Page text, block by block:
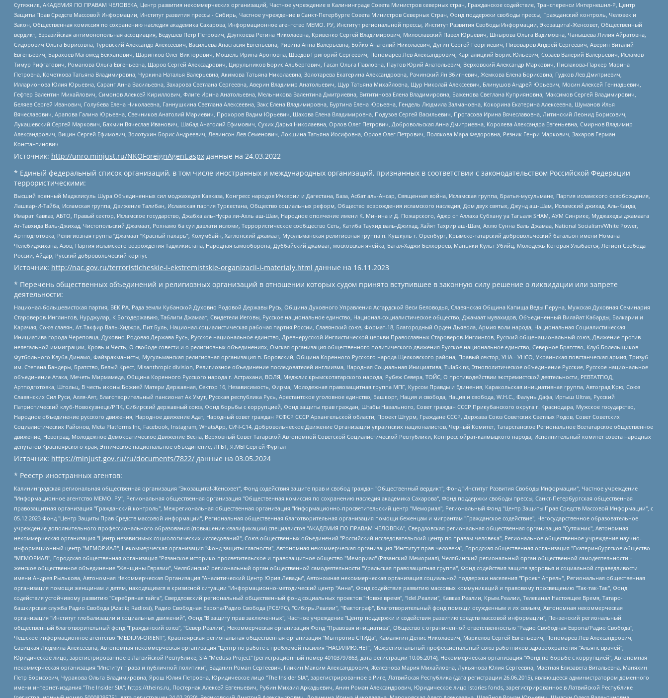
Сутяжник, АКАДЕМИЯ ПО ПРАВАМ ЧЕЛОВЕКА, Центр развития некоммерческих организаций, Частное учреждение в Калининграде Совета Министров северных стран, Гражданское содействие, Трансперенси Интернешнл-Р, Центр
Защиты Прав Средств Массовой Информации, Институт развития прессы - Сибирь, Частное учреждение в Санкт-Петербурге Совета Министров Северных Стран, Фонд поддержки свободы прессы, Гражданский контроль, Человек и
Закон, Общественная комиссия по сохранению наследия академика Сахарова, Информационное агентство МЕМО. РУ, Институт региональной прессы, Институт Развития Свободы Информации, Экозащита!-Женсовет, Общественный
вердикт, Евразийская антимонопольная ассоциация, Бедушев Петр Петрович, Дзугкоева Регина Николаевна, Кривенко Сергей Владимирович, Милославский Павел Юрьевич, Шнырова Ольга Вадимовна, Чанышева Лилия Айратовна,
Сидорович Ольга Борисовна, Туровский Александр Алексеевич, Васильева Анастасия Евгеньевна, Ривина Анна Валерьевна, Бойко Анатолий Николаевич, Дугин Сергей Георгиевич, Пивоваров Андрей Сергеевич, Аверин Виталий
Евгеньевич, Барахоев Магомед Бекханович, Шарипков Олег Викторович, Мошель Ирина Ароновна, Шведов Григорий Сергеевич, Пономарев Лев Александрович, Каргалицкий Борис Юльевич, Созаев Валерий Валерьевич, Исламов
Тимур Рифгатович, Романова Ольга Евгеньевна, Щаров Сергей Алексадрович, Цирульников Борис Альбертович, Гасан Ольга Павловна, Паутов Юрий Анатольевич, Верховский Александр Маркович, Пислакова-Паркер Марина
Петровна, Кочеткова Татьяна Владимировна, Чуркина Наталья Валерьевна, Акимова Татьяна Николаевна, Золотарева Екатерина Александровна, Рачинский Ян Збигневич, Жемкова Елена Борисовна, Гудков Лев Дмитриевич,
Илларионова Юлия Юрьевна, Саранг Анна Васильевна, Захарова Светлана Сергеевна, Аверин Владимир Анатольевич, Щур Татьяна Михайловна, Щур Николай Алексеевич, Блинушов Андрей Юрьевич, Мосин Алексей Геннадьевич,
Гефтер Валентин Михайлович, Симонов Алексей Кириллович, Флиге Ирина Анатольевна, Мельникова Валентина Дмитриевна, Вититинова Елена Владимировна, Баженова Светлана Куприяновна, Максимов Сергей Владимирович,
Беляев Сергей Иванович, Голубева Елена Николаевна, Ганнушкина Светлана Алексеевна, Закс Елена Владимировна, Буртина Елена Юрьевна, Гендель Людмила Залмановна, Кокорина Екатерина Алексеевна, Шуманов Илья
Вячеславович, Арапова Галина Юрьевна, Свечников Анатолий Мариевич, Прохоров Вадим Юрьевич, Шахова Елена Владимировна, Подузов Сергей Васильевич, Протасова Ирина Вячеславовна, Литинский Леонид Борисович,
Лукашевский Сергей Маркович, Бахмин Вячеслав Иванович, Шабад Анатолий Ефимович, Сухих Дарья Николаевна, Орлов Олег Петрович, Добровольская Анна Дмитриевна, Королева Александра Евгеньевна, Смирнов Владимир
Александрович, Вицин Сергей Ефимович, Золотухин Борис Андреевич, Левинсон Лев Семенович, Локшина Татьяна Иосифовна, Орлов Олег Петрович, Полякова Мара Федоровна, Резник Генри Маркович, Захаров Герман
Константинович
Источник: http://unro.minjust.ru/NKOForeignAgent.aspx данные на 24.03.2022
* Единый федеральный список организаций, в том числе иностранных и международных организаций, признанных в соответствии с законодательством Российской Федерации
террористическими:
Высший военный Маджлисуль Шура Объединенных сил моджахедов Кавказа, Конгресс народов Ичкерии и Дагестана, База, Асбат аль-Ансар, Священная война, Исламская группа, Братья-мусульмане, Партия исламского освобождения,
Лашкар-И-Тайба, Исламская группа, Движение Талибан, Исламская партия Туркестана, Общество социальных реформ, Общество возрождения исламского наследия, Дом двух святых, Джунд аш-Шам, Исламский джихад, Аль-Каида,
Имарат Кавказ, АБТО, Правый сектор, Исламское государство, Джабха аль-Нусра ли-Ахль аш-Шам, Народное ополчение имени К. Минина и Д. Пожарского, Аджр от Аллаха Субхану уа Тагьаля SHAM, АУМ Синрике, Муджахеды джамаата
Ат-Тавхида Валь-Джихад, Чистопольский Джамаат, Рохнамо ба суи давлати исломи, Террористическое сообщество Сеть, Катиба Таухид валь-Джихад, Хайят Тахрир аш-Шам, Ахлю Сунна Валь Джамаа, National Socialism/White Power,
Артподготовка, Религиозная группа “Джамаат “Красный пахарь”, Колумбайн, Хатлонский джамаат, Мусульманская религиозная группа п. Кушкуль г. Оренбург, Крымско-татарский добровольческий батальон имени Номана
Челебиджихана, Азов, Партия исламского возрождения Таджикистана, Народная самооборона, Дуббайский джамаат, московская ячейка, Батал-Хаджи Белхороев, Маньяки Культ Убийц, Молодёжь Которая Улыбается, Легион Свобода
России, Айдар, Русский добровольческий корпус
Источник: http://nac.gov.ru/terroristicheskie-i-ekstremistskie-organizacii-i-materialy.html данные на 16.11.2023
* Перечень общественных объединений и религиозных организаций в отношении которых судом принято вступившее в законную силу решение о ликвидации или запрете
деятельности:
Национал-большевистская партия, ВЕК РА, Рада земли Кубанской Духовно Родовой Державы Русь, Община Духовного Управления Асгардской Веси Беловодья, Славянская Община Капища Веды Перуна, Мужская Духовная Семинария
Староверов-Инглингов, Нурджулар, К Богодержавию, Таблиги Джамаат, Свидетели Иеговы, Русское национальное единство, Национал-социалистическое общество, Джамаат мувахидов, Объединенный Вилайат Кабарды, Балкарии и
Карачая, Союз славян, Ат-Такфир Валь-Хиджра, Пит Буль, Национал-социалистическая рабочая партия России, Славянский союз, Формат-18, Благородный Орден Дьявола, Армия воли народа, Национальная Социалистическая
Инициатива города Череповца, Духовно-Родовая Держава Русь, Русское национальное единство, Древнерусской Инглистической церкви Православных Староверов-Инглингов, Русский общенациональный союз, Движение против
нелегальной иммиграции, Кровь и Честь, О свободе совести и о религиозных объединениях, Омская организация общественного политического движения Русское национальное единство, Северное Братство, Клуб Болельщиков
Футбольного Клуба Динамо, Файзрахманисты, Мусульманская религиозная организация п. Боровский, Община Коренного Русского народа Щелковского района, Правый сектор, УНА - УНСО, Украинская повстанческая армия, Тризуб
им. Степана Бандеры, Братство, Белый Крест, Misanthropic division, Религиозное объединение последователей инглиизма, Народная Социальная Инициатива, TulaSkins, Этнополитическое объединение Русские, Русское национальное
объединение Атака, Мечеть Мирмамеда, Община Коренного Русского народа г. Астрахани, ВОЛЯ, Меджлис крымскотатарского народа, Рубеж Севера, ТОЙС, О противодействии экстремистской деятельности, РЕВТАТПОД,
Артподготовка, Штольц, В честь иконы Божией Матери Державная, Сектор 16, Независимость, Фирма, Молодежная правозащитная группа МПГ, Курсом Правды и Единения, Каракольская инициативная группа, Автоград Крю, Союз
Славянских Сил Руси, Алля-Аят, Благотворительный пансионат Ак Умут, Русская республика Русь, Арестантское уголовное единство, Башкорт, Нация и свобода, Нация и свобода, W.H.С., Фалунь Дафа, Иртыш Ultras, Русский
Патриотический клуб-Новокузнецк/РПК, Сибирский державный союз, Фонд борьбы с коррупцией, Фонд защиты прав граждан, Штабы Навального, Совет граждан СССР Прикубанского округа г. Краснодара, Мужское государство,
Народное объединение русского движения, Народное движение Адат, Народный совет граждан РСФСР СССР Архангельской области, Проект Штурм, Граждане СССР, Держава Союз Советских Светлых Родов, Совет Советских
Социалистических Районов, Meta Platforms Inc, Facebook, Instagram, WhatsApp, СИЧ-С14, Добровольческое Движение Организации украинских националистов, Черный Комитет, Татарстанское Региональное Всетатарское общественное
движение, Невоград, Молодежное Демократическое Движение Весна, Верховный Совет Татарской Автономной Советской Социалистической Республики, Конгресс ойрат-калмыцкого народа, Исполнительный комитет совета народных
депутатов Красноярского края, Этническое национальное объединение, ЛГБТ, Я.МЫ Сергей Фургал
Источник: https://minjust.gov.ru/ru/documents/7822/ данные на 03.05.2024
* Реестр иностранных агентов:
Калининградская региональная общественная организация "Экозащита!-Женсовет", Фонд содействия защите прав и свобод граждан "Общественный вердикт", Фонд "Институт Развития Свободы Информации", Частное учреждение "Информационное агентство МЕМО. РУ", Региональная общественная организация "Общественная комиссия по сохранению наследия академика Сахарова", Фонд поддержки свободы прессы, Санкт-Петербургская общественная правозащитная организация "Гражданский контроль", Межрегиональная общественная организация "Информационно-просветительский центр "Мемориал", Региональный Фонд "Центр Защиты Прав Средств Массовой Информации", с 05.12.2023 Фонд "Центр Защиты Прав Средств массовой информации", Региональная общественная благотворительная организация помощи беженцам и мигрантам "Гражданское содействие", Негосударственное образовательное учреждение дополнительного профессионального образования (повышение квалификации) специалистов "АКАДЕМИЯ ПО ПРАВАМ ЧЕЛОВЕКА", Свердловская региональная общественная организация "Сутяжник", Автономная некоммерческая организация "Центр независимых социологических исследований", Союз общественных объединений "Российский исследовательский центр по правам человека", Региональное общественное учреждение научно-информационный центр "МЕМОРИАЛ", Некоммерческая организация "Фонд защиты гласности", Автономная некоммерческая организация "Институт прав человека", Городская общественная организация "Екатеринбургское общество "МЕМОРИАЛ", Городская общественная организация "Рязанское историко-просветительское и правозащитное общество "Мемориал" (Рязанский Мемориал), Челябинский региональный орган общественной самодеятельности – женское общественное объединение "Женщины Евразии", Челябинский региональный орган общественной самодеятельности "Уральская правозащитная группа", Фонд содействия защите здоровья и социальной справедливости имени Андрея Рылькова, Автономная Некоммерческая Организация "Аналитический Центр Юрия Левады", Автономная некоммерческая организация социальной поддержки населения "Проект Апрель", Региональная общественная организация помощи женщинам и детям, находящимся в кризисной ситуации "Информационно-методический центр "Анна", Фонд содействия развитию массовых коммуникаций и правовому просвещению "Так-так-Так", Фонд содействия устойчивому развитию "Серебряная тайга", Свердловский региональный общественный фонд социальных проектов "Новое время", "Idel.Реалии", Кавказ.Реалии, Крым.Реалии, Телеканал Настоящее Время, Татаро-башкирская служба Радио Свобода (Azatliq Radiosi), Радио Свободная Европа/Радио Свобода (PCE/PC), "Сибирь.Реалии", "Фактограф", Благотворительный фонд помощи осужденным и их семьям, Автономная некоммерческая организация "Институт глобализации и социальных движений", Фонд "В защиту прав заключенных", Частное учреждение "Центр поддержки и содействия развитию средств массовой информации", Пензенский региональный общественный благотворительный фонд "Гражданский союз", "Север.Реалии", Некоммерческая организация Фонд "Правовая инициатива", Общество с ограниченной ответственностью "Радио Свободная Европа/Радио Свобода", Чешское информационное агентство "MEDIUM-ORIENT", Красноярская региональная общественная организация "Мы против СПИДа", Камалягин Денис Николаевич, Маркелов Сергей Евгеньевич, Пономарев Лев Александрович, Савицкая Людмила Алексеевна, Автономная некоммерческая организация "Центр по работе с проблемой насилия "НАСИЛИЮ.НЕТ", Межрегиональный профессиональный союз работников здравоохранения "Альянс врачей", Юридическое лицо, зарегистрированное в Латвийской Республике, SIA "Medusa Project" (регистрационный номер 40103797863, дата регистрации 10.06.2014), Некоммерческая организация "Фонд по борьбе с коррупцией", Автономная некоммерческая организация "Институт права и публичной политики", Баданин Роман Сергеевич, Гликин Максим Александрович, Железнова Мария Михайловна, Лукьянова Юлия Сергеевна, Маетная Елизавета Витальевна, Маняхин Петр Борисович, Чуракова Ольга Владимировна, Ярош Юлия Петровна, Юридическое лицо "The Insider SIA", зарегистрированное в Риге, Латвийская Республика (дата регистрации 26.06.2015), являющееся администратором доменного имени интернет-издания "The Insider SIA", https://theins.ru, Постернак Алексей Евгеньевич, Рубин Михаил Аркадьевич, Анин Роман Александрович, Юридическое лицо Istories fonds, зарегистрированное в Латвийской Республике (регистрационный номер 50008295751, дата регистрации 24.02.2020), Великовский Дмитрий Александрович, Долинина Ирина Николаевна, Мароховская Алеся Алексеевна, Шлейнов Роман Юрьевич, Шмагун Олеся Валентиновна, Общество с ограниченной ответственностью "Альтаир 2021", Общество с ограниченной ответственностью "Вега 2021", Общество с ограниченной ответственностью "Главный редактор 2021", Общество с ограниченной ответственностью "Ромашки монолит", Важенков Артем Валерьевич, Ивановская областная общественная организация "Центр гендерных исследований", Гурман Юрий Альбертович, Медиапроект "ОВД-Инфо", Егоров Владимир Владимирович, Жилинский Владимир Александрович, Общество с ограниченной ответственностью "ЗП", Иванова София Юрьевна, Карезина Инна Павловна, Кильтау Екатерина Викторовна, Петров Алексей Викторович, Пискунов Сергей Евгеньевич, Смирнов Сергей Сергеевич, Тихонов Михаил Сергеевич, Общество с ограниченной ответственностью "ЖУРНАЛИСТ-ИНОСТРАННЫЙ АГЕНТ", Арапова Галина Юрьевна, Вольтская Татьяна Анатольевна, Американская компания "Mason G.E.S. Anonymous Foundation" (США), являющаяся владельцем интернет-издания https://mnews.world/, Компания "Stichting Bellingcat", зарегистрированная в Нидерландах (дата регистрации 11.07.2018), Захаров Андрей Вячеславович, Клепиковская Екатерина Дмитриевна, Общество с ограниченной ответственностью "МЕМО", Перл Роман Александрович, Симонов Евгений Алексеевич, Соловьева Елена Анатольевна, Сотников Даниил Владимирович, Сурначева Елизавета Дмитриевна, Автономная некоммерческая организация по защите прав человека и информированию населения "Якутия – Наше Мнение", Общество с ограниченной ответственностью "Москоу диджитал медиа", с 26.01.2023 Общество с ограниченной ответственностью "Чайка Белые сады", Ветошкина Валерия Валерьевна, Заговора Максим Александрович, Межрегиональное общественное движение "Российская ЛГБТ - сеть", Оленичев Максим Владимирович, Павлов Иван Юрьевич, Скворцова Елена Сергеевна, Общество с ограниченной ответственностью "Как бы инагент", Кочетков Игорь Викторович, Общество с ограниченной ответственностью "Честные выборы", Еланчик Олег Александрович, Общество с ограниченной ответственностью "Нобелевский призыв", Гималова Регина Эмилевна, Григорьев Андрей Валерьевич, Григорьева Алина Александровна, Ассоциация по содействию защите прав призывников, альтернативнослужащих и военнослужащих "Правозащитная группа "Гражданин.Армия.Право", Хисамова Регина Фаритовна, Автономная некоммерческая организация по реализации социально-правовых программ "Лилит", Дальневосточное общественное движение "Маяк", Санкт-Петербургская ЛГБТ-инициативная группа "Выход", Инициативная группа ЛГБТ+ "Реверс", Алексеев Андрей Викторович, Бекбулатова Таисия Львовна, Беляев Иван Михайлович, Владыкина Елена Сергеевна, Гельман Марат Александрович, Никульшина Вероника Юрьевна, Толоконникова Надежда Андреевна, Шендерович Виктор Анатольевич, Общество с ограниченной ответственностью "Данное сообщение", Общество с ограниченной ответственностью Издательский дом "Новая глава", Айнбиндер Александра Александровна, Московский комьюнити-центр для ЛГБТ+инициатив, Благотворительный фонд развития филантропии, Deutsche Welle (Германия, Kurt-Schumacher-Strasse 3, 53113 Bonn), Борзунова Мария Михайловна, Воробьев Виктор Викторович, Голубева Анна Львовна, Константинова Алла Михайловна, Малкова Ирина Владимировна, Мурадов Мурад Абдулгалимович, Осетинская Елизавета Николаевна, Понасенков Евгений Николаевич, Ганапольский Матвей Юрьевич, Киселев Евгений Алексеевич, Борухович Ирина Григорьевна, Дремин Иван Тимофеевич, Дубровский Дмитрий Викторович, Красноярская региональная общественная организация поддержки и развития альтернативных образовательных технологий и межкультурных коммуникаций "ИНТЕРРА", Маяковская Екатерина Алексеевна, Фейгин Марк Захарович, Филимонов Андрей Викторович, Дзугкоева Регина Николаевна, Доброхотов Роман Александрович, Дудь Юрий Александрович, Елкин Сергей Владимирович, Кругликов Кирилл Игоревич, Сабунаева Мария Леонидовна, Семенов Алексей Владимирович, Шаинян Карен Багратович, Шульман Екатерина Михайловна, Асафьев Артур Валерьевич, Вахштайн Виктор Семенович, Венедиктов Алексей Алексеевич, Лушникова Екатерина Евгеньевна, Волков Леонид Михайлович, Невзоров Александр Глебович, Пархоменко Сергей Борисович, Сироткин Ярослав Николаевич, Кара-Мурза Владимир Владимирович, Баранова Наталья Владимировна, Гозман Леонид Яковлевич, Кагарлицкий Борис Юльевич, Климарев Михаил Валерьевич, Милов Владимир Станиславович, Автономная некоммерческая организация Краснодарский центр современного искусства "Типография", Моргенштерн Алишер Тагирович, Соболь Любовь Эдуардовна, Общество с ограниченной ответственностью "ЛИЗА НОРМ", Каспаров Гарри Кимович, Ходорковский Михаил Борисович, Общество с ограниченной ответственностью "Апрельские тезисы", Данилович Ирина Брониславовна, Кашин Олег Владимирович, Петров Николай Владимирович, Пивоваров Алексей Владимирович, Соколов Михаил Владимирович, Цветкова Юлия Владимировна, Чичваркин Евгений Александрович, Комитет против пыток/Команда против пыток, Общество с ограниченной ответственностью "Первый научный", Общество с ограниченной ответственностью "Вертолет и ко", Белоцерковская Вероника Борисовна, Кац Максим Евгеньевич, Лазарева Татьяна Юрьевна, Шаведдинов Руслан Табризович, Яшин Илья Валерьевич, Общество с ограниченной ответственностью "Иноагент ААВ", Алешковский Дмитрий Петрович, Альбац Евгения Марковна, Быков Дмитрий Львович, Галямина Юлия Евгеньевна, Лойко Сергей Леонидович, Мартынов Кирилл Константинович, Медведев Сергей Александрович, Крашенинников Федор Геннадиевич, Гордеева Катерина Вл